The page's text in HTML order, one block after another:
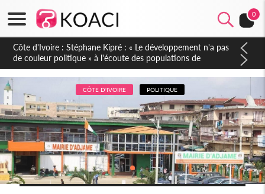
0
Mali : Les FAMa accueillent 254 anciens combattants issus de
groupes armés
CÔTE D'IVOIRE POLITIQUE